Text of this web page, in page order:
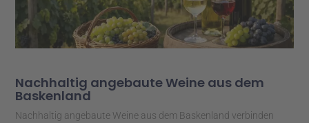
Nachhaltig angebaute Weine aus dem
Baskenland
Nachhaltig angebaute Weine aus dem Baskenland verbinden